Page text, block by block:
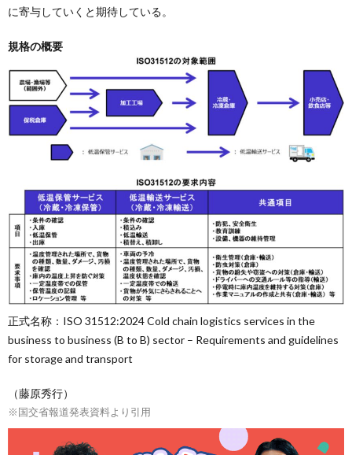
に寄与していくと期待している。
規格の概要
正式名称：ISO 31512:2024 Cold chain logistics services in the
business to business (B to B) sector – Requirements and guidelines
for storage and transport
（藤原秀行）
※国交省報道発表資料より引用